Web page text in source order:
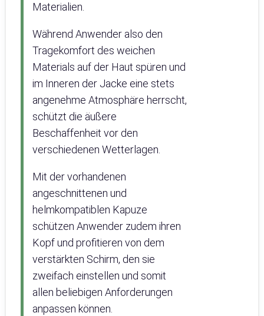
Materialien.
Während Anwender also den
Tragekomfort des weichen
Materials auf der Haut spüren und
im Inneren der Jacke eine stets
angenehme Atmosphäre herrscht,
schützt die äußere
Beschaffenheit vor den
verschiedenen Wetterlagen.
Mit der vorhandenen
angeschnittenen und
helmkompatiblen Kapuze
schützen Anwender zudem ihren
Kopf und profitieren von dem
verstärkten Schirm, den sie
zweifach einstellen und somit
allen beliebigen Anforderungen
anpassen können.